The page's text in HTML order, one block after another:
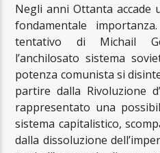
Negli anni Ottanta accade
fondamentale
tentativo di Michail
l’anchilosato sistema
potenza comunista si
partire dalla Rivoluzione
rappresentato una
sistema capitalistico,
dalla dissoluzione